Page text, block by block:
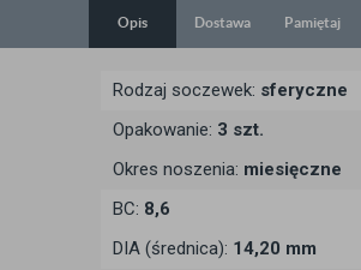
Opis Dostawa Pamiętaj
Rodzaj soczewek: sferyczne
Opakowanie: 3 szt.
Okres noszenia: miesięczne
BC: 8,6
DIA (średnica): 14,20 mm